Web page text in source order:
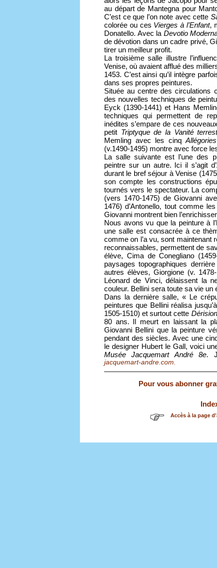
au départ de Mantegna pour
C’est ce que l’on note avec cette
colorée ou ces Vierges à l’Enfant,
Donatello. Avec la Devotio
de dévotion dans un cadre privé,
tirer un meilleur profit.
La troisième salle illustre
Venise, où avaient afflué des
1453. C’est ainsi qu’il intègre
dans ses propres peintures.
Située au centre des circulations
des nouvelles techniques de
Eyck (1390-1441) et Hans
techniques qui permettent de
inédites s’empare de ces
petit Triptyque de la Vanité
Memling avec les cinq
(v.1490-1495) montre avec force
La salle suivante est l’une des
peintre sur un autre. Ici il s’agit
durant le bref séjour à Venise
son compte les constructions
tournés vers le spectateur. La
(vers 1470-1475) de Giovanni
1476) d’Antonello, tout comme
Giovanni montrent bien
Nous avons vu que la peinture à
une salle est consacrée à ce
comme on l’a vu, sont maintenant
reconnaissables, permettent de
élève, Cima de Conegliano
paysages topographiques
autres élèves, Giorgione (v.
Léonard de Vinci, délaissent la
couleur. Bellini sera toute sa vie un
Dans la dernière salle, « Le
peintures que Bellini réalisa
1505-1510) et surtout cette
80 ans. Il meurt en laissant la
Giovanni Bellini que la peinture
pendant des siècles. Avec une
le designer Hubert le Gall, voici
Musée Jacquemart André 8e.
jacquemart-andre.com.
Pour vous abonner
Accès à la page